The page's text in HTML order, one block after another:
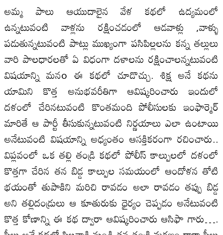
అమ్మ పాలు ఆయుదాలైన వేళ కథలో ఉద్యమంలో
ఉన్నటువంటి వాళ్లను రక్షించడంలో ఆడవాళ్లు ,వాళ్ళు
పడుతున్నటువంటి పాట్లు ముఖ్యంగా పసిపిల్లలను కన్న తల్లులు
వారి పాలధారలతో ఏ విధంగా దళాలను రక్షించాలన్నటువంటి
విషయాన్ని మనo ఈ కథలో చూడొచ్చు. శిక్ష అనే కథను
యామిని కొత్త అనుభవరీతిగా ఆవిష్కరించారు ఇందులో
దళంలో చేరినటువంటి కొంతమంది పోలీసులకు ఇంఫార్మెర్
మారితే ఆ పార్టీ తీసుకున్నటువంటి నిర్ణయాలు ఎలా ఉంటాయి
అనేటువంటి విషయాన్ని అధ్యంతం ఆసక్తికరంగా రచించారు..
విప్లవంలో ఒక తల్లి తండ్రి కథలో పోలీస్ కాల్పులలో దళంలో
కొత్తగా చేరిన తన బిడ్డ కాల్పుల సమయంలో ఆందోళన తోటి
భయంతో తుపాకిని మరిచి రావడం అలా రావడం తప్పు బిడ్డ
అని తల్లిదండ్రులు ఆ కూతురుకు ధైర్యం చెప్పడం అనేటువంటి
కొత్త కోణాన్ని ఈ కథ ద్వారా ఆవిష్కరించారు ఆసిఫా గారు….